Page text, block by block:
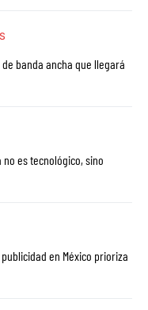
banda ancha que llegará
no es tecnológico, sino
en México prioriza